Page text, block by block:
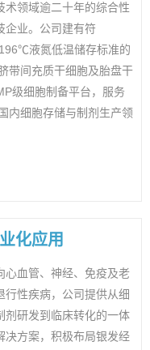
术领域逾二十年的综合性
企业。公司建有符
液氮低温储存标准的
带间充质干细胞及胎盘干
级细胞制备平台，服务
内细胞存储与制剂生产领
化应用
心血管、神经、免疫及老
行性疾病，公司提供从细
剂研发到临床转化的一体
决方案，积极布局银发经